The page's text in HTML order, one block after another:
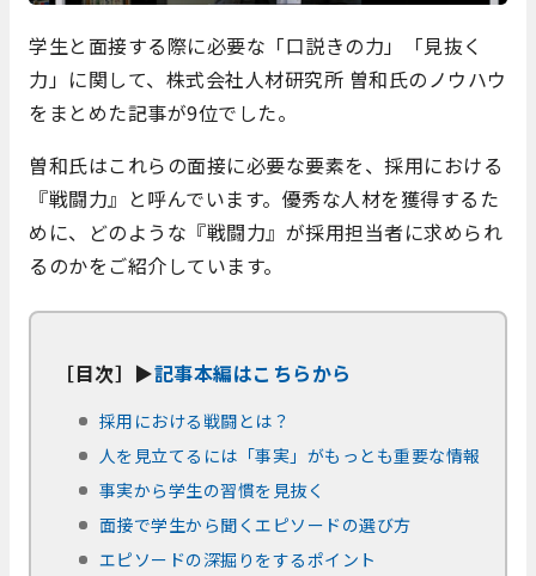
学生と面接する際に必要な「口説きの力」「見抜く
力」に関して、株式会社人材研究所 曽和氏のノウハウ
をまとめた記事が9位でした。
曽和氏はこれらの面接に必要な要素を、採用における
『戦闘力』と呼んでいます。優秀な人材を獲得するた
めに、どのような『戦闘力』が採用担当者に求められ
るのかをご紹介しています。
［目次］▶記事本編はこちらから
採用における戦闘とは？
人を見立てるには「事実」がもっとも重要な情報
事実から学生の習慣を見抜く
面接で学生から聞くエピソードの選び方
エピソードの深掘りをするポイント